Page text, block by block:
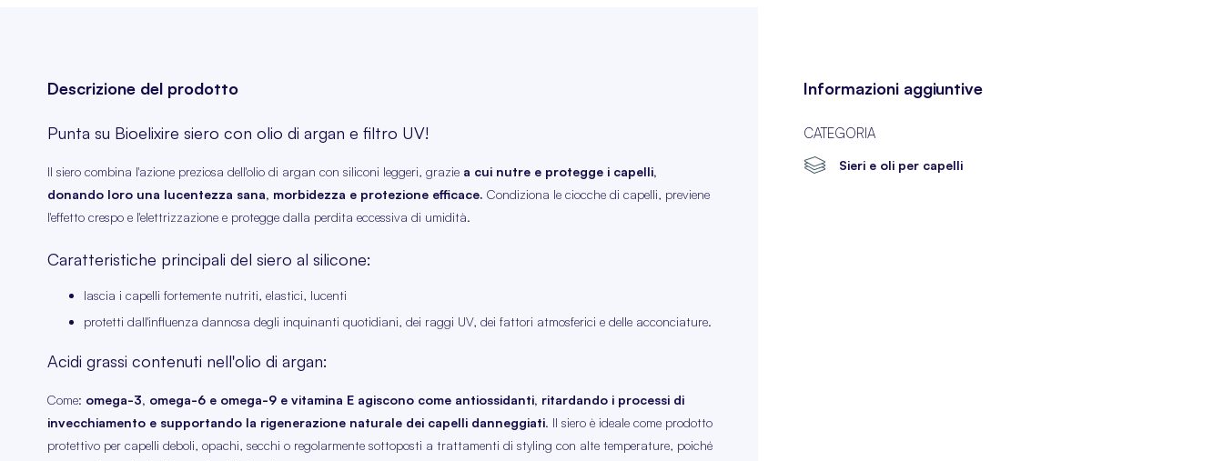
Descrizione del prodotto
Punta su Bioelixire siero con olio di argan e filtro UV!
Il siero combina l'azione preziosa dell'olio di argan con siliconi leggeri, grazie a cui nutre e protegge i capelli,
donando loro una lucentezza sana, morbidezza e protezione efficace. Condiziona le ciocche di capelli, previene
l'effetto crespo e l'elettrizzazione e protegge dalla perdita eccessiva di umidità.
Caratteristiche principali del siero al silicone:
lascia i capelli fortemente nutriti, elastici, lucenti
protetti dall'influenza dannosa degli inquinanti quotidiani, dei raggi UV, dei fattori atmosferici e delle acconciature.
Acidi grassi contenuti nell'olio di argan:
Come: omega-3, omega-6 e omega-9 e vitamina E agiscono come antiossidanti, ritardando i processi di
invecchiamento e supportando la rigenerazione naturale dei capelli danneggiati. Il siero è ideale come prodotto
protettivo per capelli deboli, opachi, secchi o regolarmente sottoposti a trattamenti di styling con alte temperature, poiché
Informazioni aggiuntive
CATEGORIA
Sieri e oli per capelli